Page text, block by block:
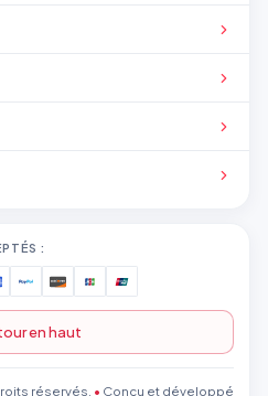
:
en haut
réservés. • Conçu et développé